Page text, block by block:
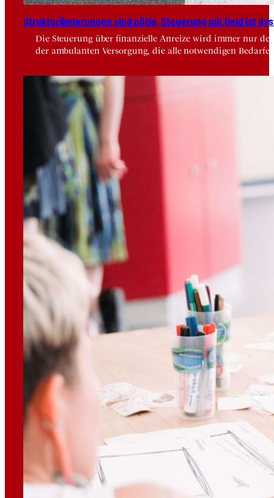
Struk­tur­än­de­run­gen sind nötig, Steue­rung mit Geld ist
Die Steuerung über finanzielle Anreize wird immer nur
der ambulanten Versorgung, die alle notwendigen Bedarfe